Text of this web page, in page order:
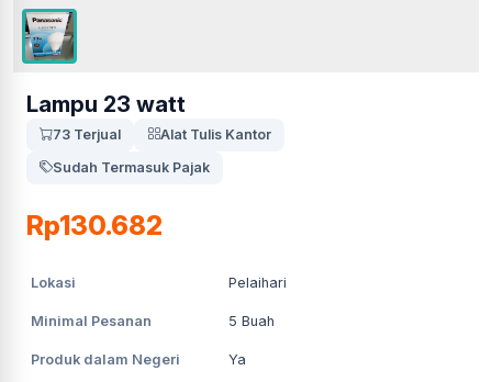
Lampu 23 watt
73 Terjual
Alat Tulis Kantor
Sudah Termasuk Pajak
Rp130.682
Lokasi Pelaihari
Minimal Pesanan 5 Buah
Produk dalam Negeri Ya